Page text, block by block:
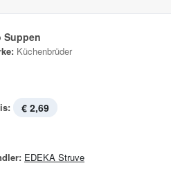
Suppen
Küchenbrüder
€ 2,69
EDEKA Struve